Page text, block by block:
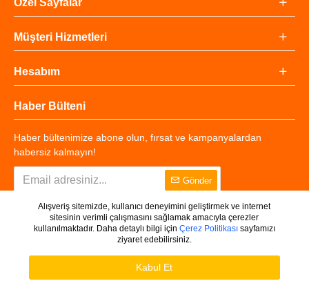
Özel Sayfalar
Müşteri Hizmetleri
Hesabım
Haber Bülteni
Haber bültenimize abone olun, fırsat ve kampanyalardan
habersiz kalmayın!
Gönder
Copyright © 2025 - Tüm Hakları Saklıdır.
Alışveriş sitemizde, kullanıcı deneyimini geliştirmek ve internet
sitesinin verimli çalışmasını sağlamak amacıyla çerezler
kullanılmaktadır. Daha detaylı bilgi için Çerez Politikasısayfamızı
ziyaret edebilirsiniz.
Kabul Et
Ürünleri Filtrele